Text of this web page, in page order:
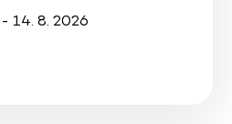
14. 8. 2026